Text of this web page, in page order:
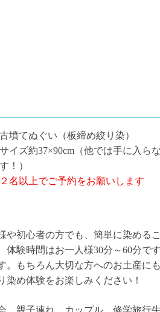
古墳てぬぐい（板締め絞り染）
サイズ約37×90cm（他では手に入ら
す！）
２名以上でご予約をお願いします
や初心者の方でも、簡単に染める
体験時間はお一人様30分～60分で
。もちろん大切な方へのお土産に
染め体験をお楽しみください！
、親子連れ、カップル、修学旅行